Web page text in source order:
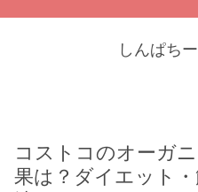
しんぱち
コストコのオーガ
果は？ダイエット